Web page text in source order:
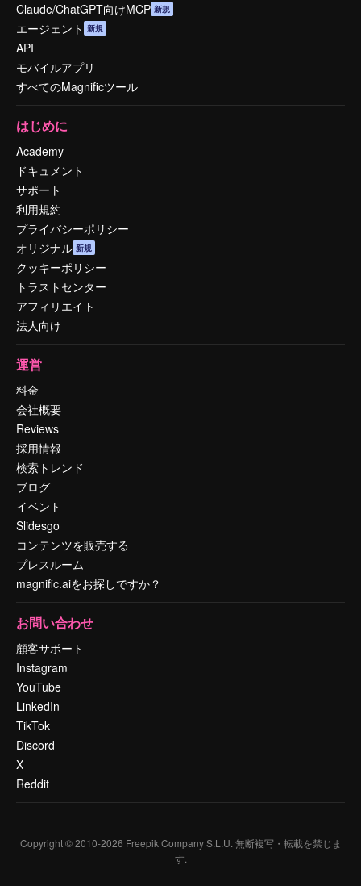
Claude/ChatGPT向けMCP 新規
エージェント 新規
API
モバイルアプリ
すべてのMagnificツール
はじめに
Academy
ドキュメント
サポート
利用規約
プライバシーポリシー
オリジナル 新規
クッキーポリシー
トラストセンター
アフィリエイト
法人向け
運営
料金
会社概要
Reviews
採用情報
検索トレンド
ブログ
イベント
Slidesgo
コンテンツを販売する
プレスルーム
magnific.aiをお探しですか？
お問い合わせ
顧客サポート
Instagram
YouTube
LinkedIn
TikTok
Discord
X
Reddit
Copyright © 2010-2026 Freepik Company S.L.U. 無断複写・転載を禁じま
す.